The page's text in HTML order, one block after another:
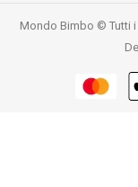
Mondo Bimbo © Tutti i